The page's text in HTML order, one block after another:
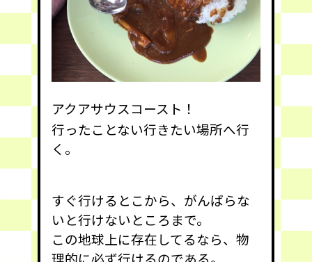
アクアサウスコースト ！
行ったことない行きたい場所へ行
く。
すぐ行けるとこから、がんばらな
いと行けないところまで。
この地球上に存在してるなら、物